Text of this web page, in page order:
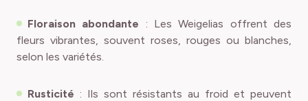
Floraison abondante : Les Weigelias offrent des
fleurs vibrantes, souvent roses, rouges ou blanches,
selon les variétés.
Rusticité : Ils sont résistants au froid et peuvent